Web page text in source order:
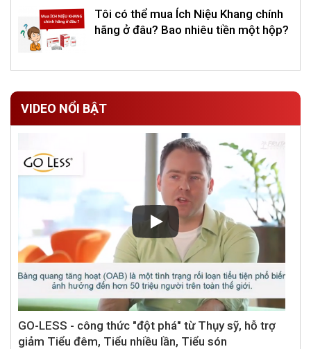
Tôi có thể mua Ích Niệu Khang chính
hãng ở đâu? Bao nhiêu tiền một hộp?
VIDEO NỔI BẬT
GO-LESS - công thức "đột phá" từ Thụy sỹ, hỗ trợ
giảm Tiểu đêm, Tiểu nhiều lần, Tiểu són